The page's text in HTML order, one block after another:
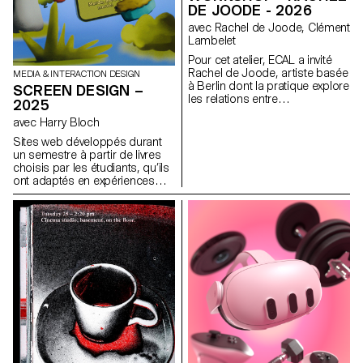
MEDIA & INTERACTION DESIGN
SCREEN DESIGN –
2025
avec Harry Bloch
Sites web développés durant
un semestre à partir de livres
choisis par les étudiants, qu’ils
ont adaptés en expériences
web, dans le cadre du cours
de Screen Design de Harry
Bloch, deuxième année
Bachelor Communication
Visuelle.
DE JOODE - 2026
avec Rachel de Joode, Clément
Lambelet
Pour cet atelier, ECAL a invité
Rachel de Joode, artiste basée
à Berlin dont la pratique explore
les relations entre
concepts simples, ils et elles
ont produit ou rassemblé du
matériel visuel destiné à
l’impression, en considérant
les images comme des
surfaces à découper, plier,
superposer et assembler pour
créer des objets sculpturaux. À
travers des tests rapides et des
expérimentations matérielles,
l’atelier a encouragé les
étudiant·e·s à naviguer
constamment entre image,